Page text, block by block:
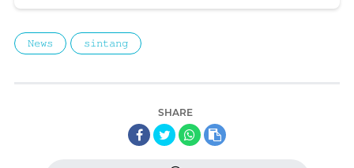
𝙽𝚎𝚠𝚜 𝚜𝚒𝚗𝚝𝚊𝚗𝚐
SHARE